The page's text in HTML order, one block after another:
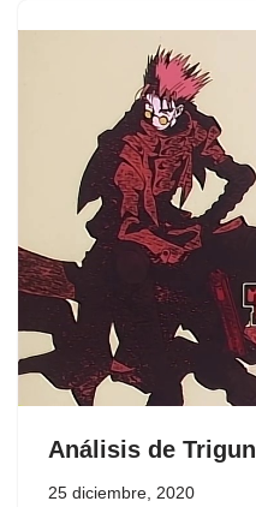
Análisis de Trigun
25 diciembre, 2020